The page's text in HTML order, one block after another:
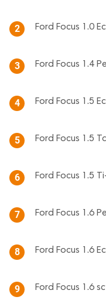
2 Ford Focus 1.0
3 Ford Focus 1.4
4 Ford Focus 1.5
5 Ford Focus 1.5
6 Ford Focus 1.5
7 Ford Focus 1.6
8 Ford Focus 1.6
9 Ford Focus 1.6